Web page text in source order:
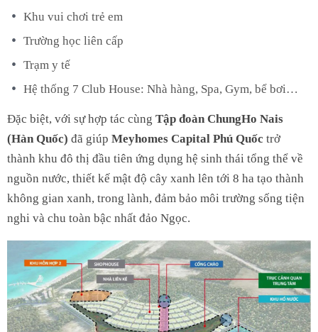
Khu vui chơi trẻ em
Trường học liên cấp
Trạm y tế
Hệ thống 7 Club House: Nhà hàng, Spa, Gym, bể bơi…
Đặc biệt, với sự hợp tác cùng Tập đoàn ChungHo Nais
(Hàn Quốc) đã giúp Meyhomes Capital Phú Quốc trở
thành khu đô thị đầu tiên ứng dụng hệ sinh thái tổng thể về
nguồn nước, thiết kế mật độ cây xanh lên tới 8 ha tạo thành
không gian xanh, trong lành, đảm bảo môi trường sống tiện
nghi và chu toàn bậc nhất đảo Ngọc.